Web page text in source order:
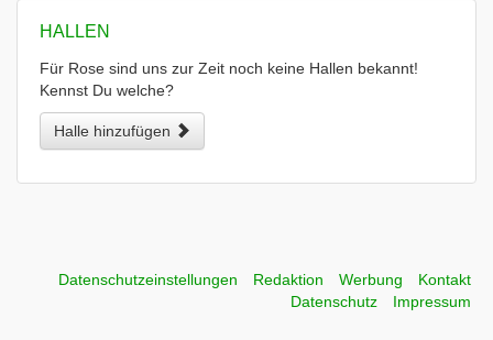
HALLEN
Für Rose sind uns zur Zeit noch keine Hallen bekannt!
Kennst Du welche?
Halle hinzufügen
Datenschutzeinstellungen Redaktion Werbung
Kontakt
Datenschutz
Impressum